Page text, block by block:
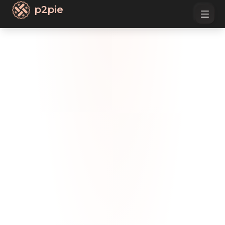
p2pie